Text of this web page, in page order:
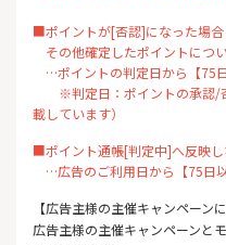
■ポイントが[否認]になった場合
その他確定したポイントにつ
…ポイントの判定日から【75
※判定日：ポイントの承認/
載しています）
■ポイント通帳[判定中]へ反映
…広告のご利用日から【75日
【広告主様の主催キャンペーン
広告主様の主催キャンペーンと